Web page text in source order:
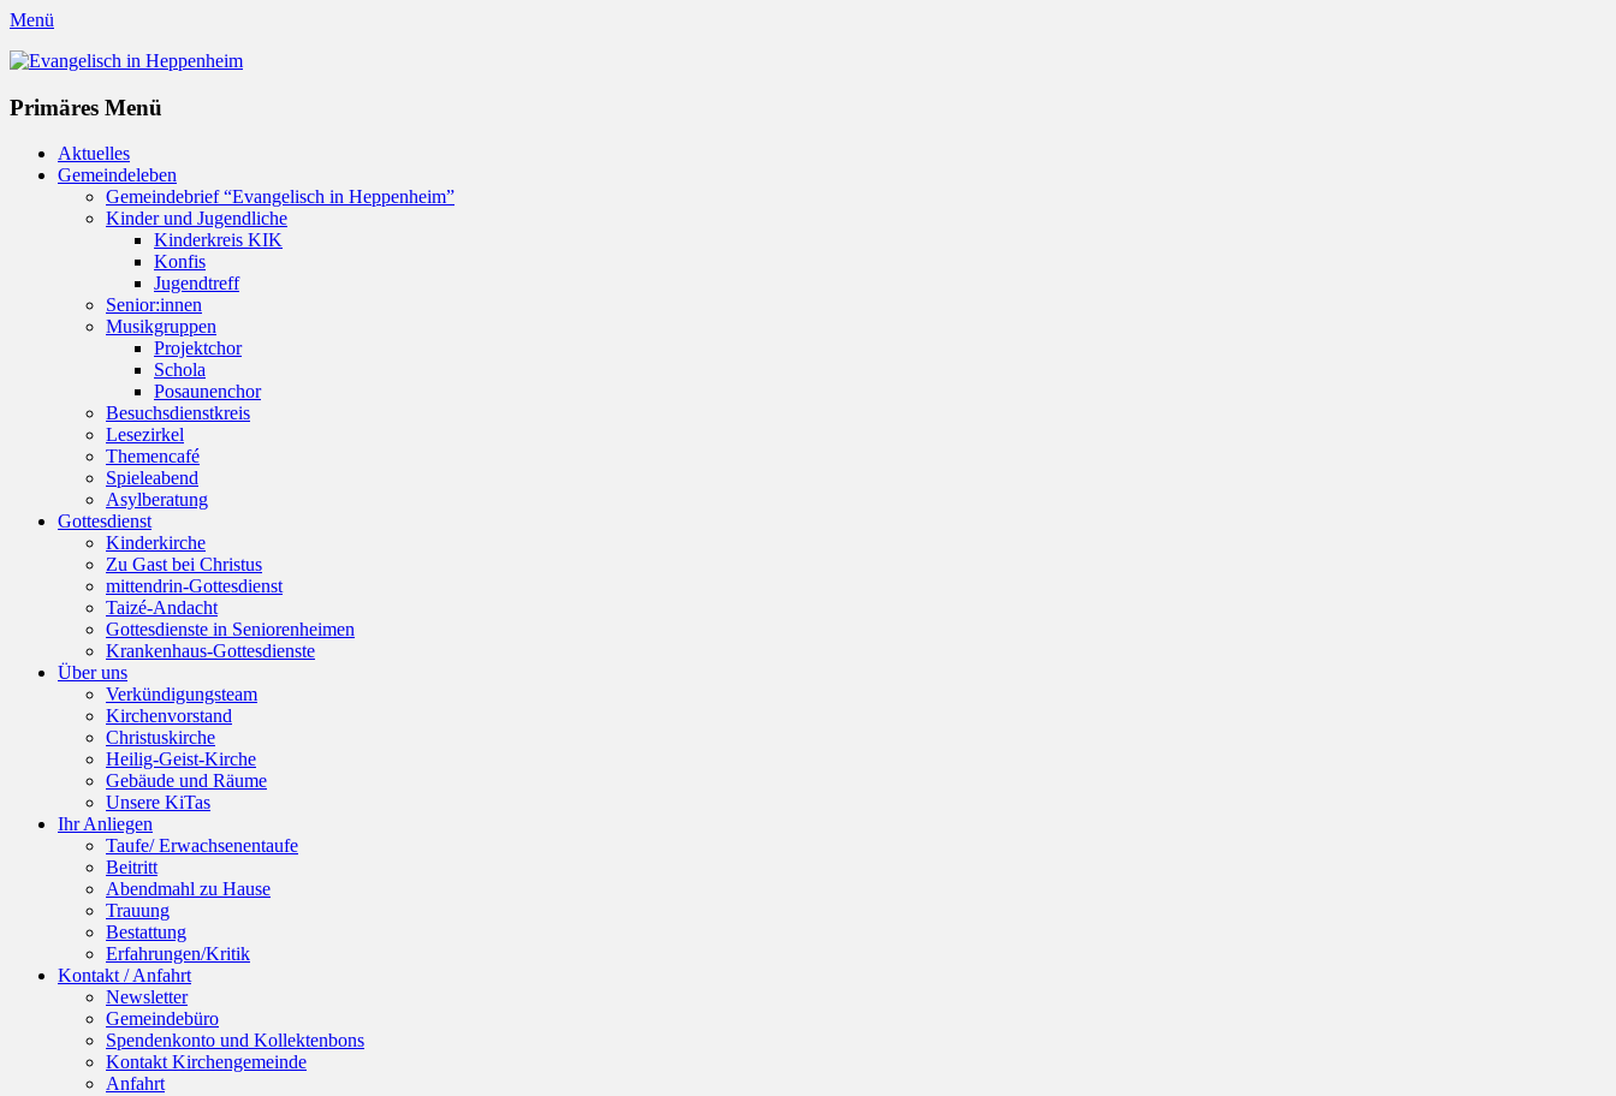
Menü
Evangelisch in Heppenheim
Primäres Menü
Zum
Inhalt
Aktuelles
Gemeindeleben
Gemeindebrief “Evangelisch in Heppenheim”
Kinder und Jugendliche
Kinderkreis KIK
Konfis
Jugendtreff
Senior:innen
Musikgruppen
Projektchor
Schola
Posaunenchor
Besuchsdienstkreis
Lesezirkel
Themencafé
Spieleabend
Asylberatung
Gottesdienst
Kinderkirche
Zu Gast bei Christus
mittendrin-Gottesdienst
Taizé-Andacht
Gottesdienste in Seniorenheimen
Krankenhaus-Gottesdienste
Über uns
Verkündigungsteam
Kirchenvorstand
Christuskirche
Heilig-Geist-Kirche
Gebäude und Räume
Unsere KiTas
Ihr Anliegen
Taufe/ Erwachsenentaufe
Beitritt
Abendmahl zu Hause
Trauung
Bestattung
Erfahrungen/Kritik
Kontakt / Anfahrt
Newsletter
Gemeindebüro
Spendenkonto und Kollektenbons
Kontakt Kirchengemeinde
Anfahrt